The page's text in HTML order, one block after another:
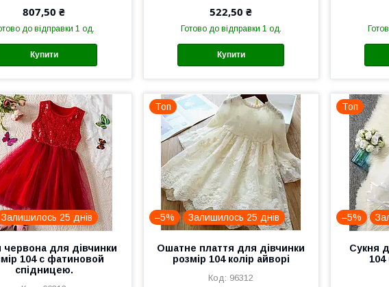
807,50 ₴
до відправки 1 од.
Купити
522,50 ₴
Готово до відправки 1 од.
Купити
Залишилось 25 днів
червона для дівчинки
104 с фатиновой
спідницею.
Топ
–5% Залишилось 25 днів
Ошатне плаття для дівчинки
розмір 104 колір айворі
96312
Топ
–5%
Сукня
104